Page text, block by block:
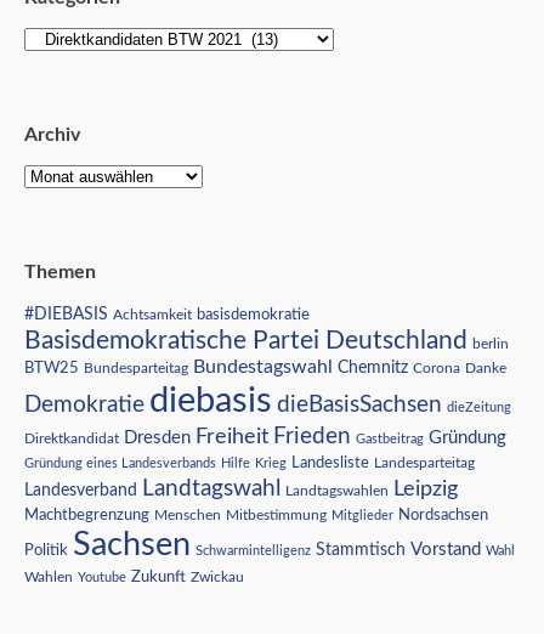
Archiv
Themen
#DIEBASIS Achtsamkeit basisdemokratie
Basisdemokratische Partei Deutschland berlin
BTW25 Bundesparteitag Bundestagswahl Chemnitz Corona Danke
Demokratie diebasis dieBasisSachsen dieZeitung
Direktkandidat Dresden Freiheit Frieden Gastbeitrag Gründung
Gründung eines Landesverbands Hilfe Krieg Landesliste Landesparteitag
Landesverband Landtagswahl Landtagswahlen Leipzig
Machtbegrenzung Menschen Mitbestimmung Mitglieder Nordsachsen
Politik Sachsen Schwarmintelligenz Stammtisch Vorstand Wahl
Wahlen Youtube Zukunft Zwickau